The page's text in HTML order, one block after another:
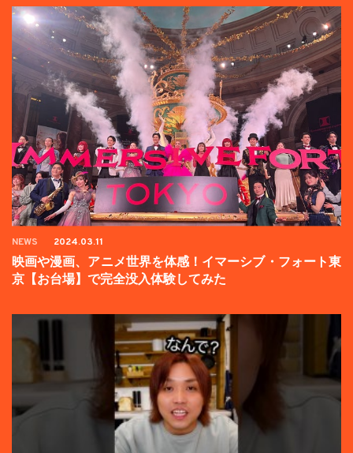
NEWS 2024.03.11
映画や漫画、アニメ世界を体感！イマーシブ・フォート東
京【お台場】で完全没入体験してみた